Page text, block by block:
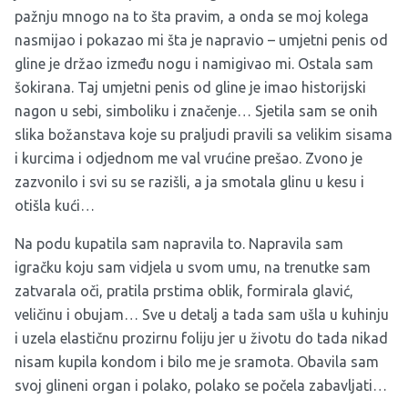
pažnju mnogo na to šta pravim, a onda se moj kolega
nasmijao i pokazao mi šta je napravio – umjetni penis od
gline je držao između nogu i namigivao mi. Ostala sam
šokirana. Taj umjetni penis od gline je imao historijski
nagon u sebi, simboliku i značenje… Sjetila sam se onih
slika božanstava koje su praljudi pravili sa velikim sisama
i kurcima i odjednom me val vrućine prešao. Zvono je
zazvonilo i svi su se razišli, a ja smotala glinu u kesu i
otišla kući…
Na podu kupatila sam napravila to. Napravila sam
igračku koju sam vidjela u svom umu, na trenutke sam
zatvarala oči, pratila prstima oblik, formirala glavić,
veličinu i obujam… Sve u detalj a tada sam ušla u kuhinju
i uzela elastičnu prozirnu foliju jer u životu do tada nikad
nisam kupila kondom i bilo me je sramota. Obavila sam
svoj glineni organ i polako, polako se počela zabavljati…